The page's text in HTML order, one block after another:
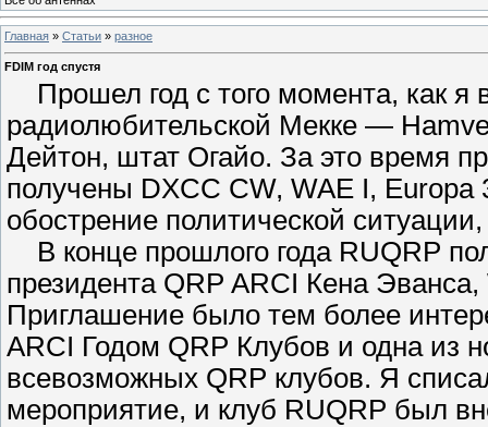
Главная » Статьи » разное
FDIM год спустя
Прошел год с того момента, как я
радиолюбительской Мекке —
Дейтон, штат Огайо. За это время
получены DXCC CW, WAE I,
обострение политической
В конце прошлого года RUQRP
президента QRP ARCI Кена
Приглашение было тем более
ARCI Годом QRP Клубов и одна из
всевозможных QRP клубов. Я
мероприятие, и клуб RUQRP был